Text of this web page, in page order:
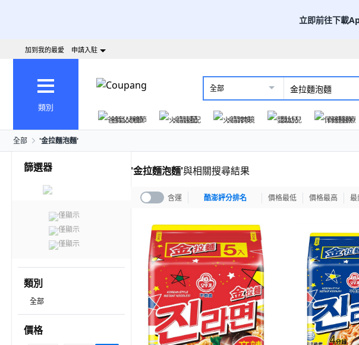
立即前往下載
加到我的最愛 申請入駐
類別
全部
爸氣父親節
火箭速配 火箭跨境 嬰幼兒 保健醫療
全部 '金拉麵泡麵'
篩選器
僅顯示
僅顯示
僅顯示
類別
全部
價格
'金拉麵泡麵'與相關搜尋結果
含運 酷澎評分排名 價格最低 價格最高 最